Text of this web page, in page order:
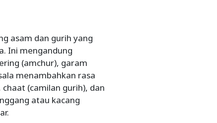
asam dan gurih yang
Ini mengandung
(amchur), garam
menambahkan rasa
(camilan gurih), dan
atau kacang